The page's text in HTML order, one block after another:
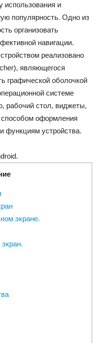
использования и
популярность. Одно из
организовать
навигации.
реализовано
являющегося
графической оболочкой
системе
рабочий стол, виджеты,
оформления
функциям устройства.
экране.